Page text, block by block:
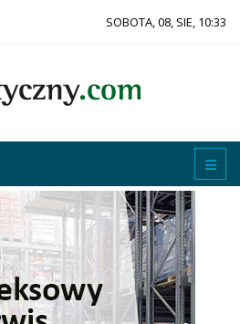
SOBOTA, 08, SIE, 10:33